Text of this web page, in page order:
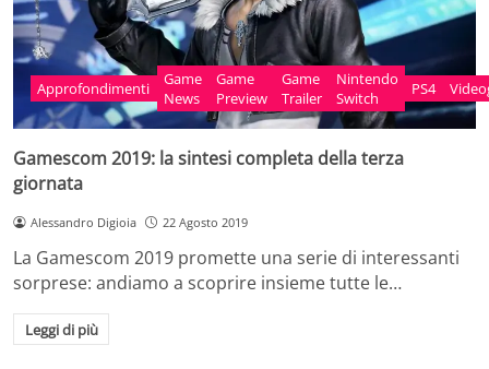
Approfondimenti
Game
News
Game
Preview
Game
Trailer
Nintendo
Switch
PS4
Gamescom 2019: la sintesi completa della terza
giornata
Alessandro Digioia 22 Agosto 2019
La Gamescom 2019 promette una serie di interessanti
sorprese: andiamo a scoprire insieme tutte le…
Leggi di più